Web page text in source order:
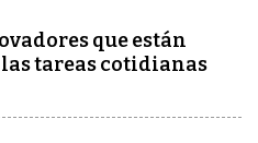
que están
tareas cotidianas